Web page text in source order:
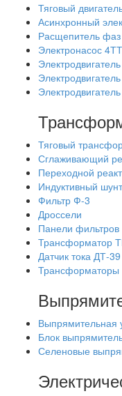
Тяговый
Асинхронный
Расщепитель
Электронасос
Тяговый
Сглаживающий
Переходной
Индуктивный
Фильтр Ф-3
Дроссели
Панели фильтров
Трансформатор
Датчик тока ДТ-39
Трансформаторы
Выпрямительная
Блок
Селеновые